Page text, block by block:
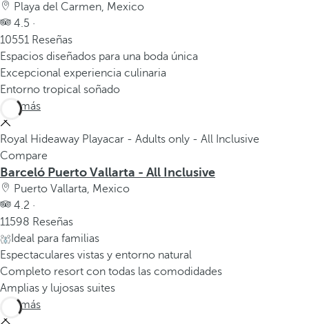
Playa del Carmen, Mexico
4.5 ·
10551 Reseñas
Espacios diseñados para una boda única
Excepcional experiencia culinaria
Entorno tropical soñado
Ver más
Royal Hideaway Playacar - Adults only - All Inclusive
Compare
Barceló Puerto Vallarta - All Inclusive
Puerto Vallarta, Mexico
4.2 ·
11598 Reseñas
Ideal para familias
Espectaculares vistas y entorno natural
Completo resort con todas las comodidades
Amplias y lujosas suites
Ver más